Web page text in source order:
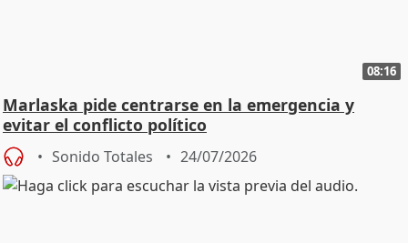
08:16
Marlaska pide centrarse en la emergencia y
evitar el conflicto político
Sonido Totales 24/07/2026